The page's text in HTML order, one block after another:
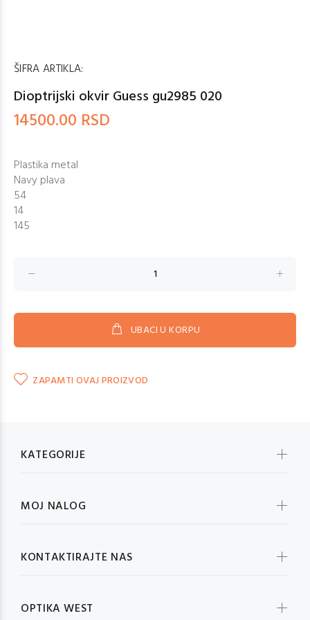
ŠIFRA ARTIKLA:
Dioptrijski okvir Guess gu2985 020
14500.00 RSD
Plastika metal
Navy plava
54
14
145
UBACI U KORPU
ZAPAMTI OVAJ PROIZVOD
KATEGORIJE
MOJ NALOG
KONTAKTIRAJTE NAS
OPTIKA WEST